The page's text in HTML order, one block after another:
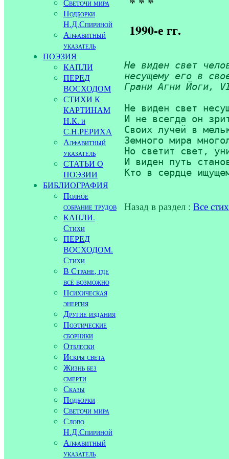
Светочи мира
Подборки
Н.Д.Спириной
Алфавитный
указатель
ПОЭЗИЯ
КАПЛИ
ПЕРЕД
ВОСХОДОМ
СТИХИ К
КАРТИНАМ
Н.К. и
С.Н.РЕРИХА
Алфавитный
указатель
СТАТЬИ О
ПОЭЗИИ
БИБЛИОГРАФИЯ
Полное
собрание трудов
КАПЛИ.
Стихи
ПЕРЕД
ВОСХОДОМ.
Стихи
В Стране, где
всё возможно
Психическая
энергия
Другие издания
Поэтические
сборники
Отблески
Искры света
Жизнь без
смерти
Сказы
Подборки
Светочи мира
Слово
Н.Д.Спириной
Алфавитный
указатель
1990-е гг.
Не виден свет
несущему его в
Грани Агни Йоги,
Не виден свет
И не всегда он
Своих лучей в
Земного мира
Но светит свет,
И виден путь
Кто в сердце
Назад в раздел : Все